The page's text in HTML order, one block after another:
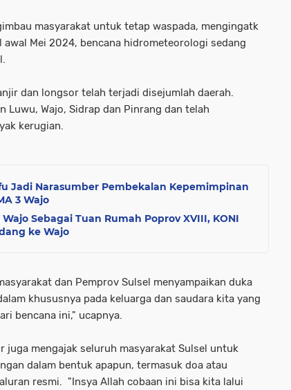
masyarakat untuk tetap waspada, mengingatk
Mei 2024, bencana hidrometeorologi sedang
dan longsor telah terjadi disejumlah daerah.
Luwu, Wajo, Sidrap dan Pinrang dan telah
kerugian.
Jadi Narasumber Pembekalan Kepemimpinan
3 Wajo
Sebagai Tuan Rumah Poprov XVIII, KONI
ke Wajo
dan Pemprov Sulsel menyampaikan duka
khususnya pada keluarga dan saudara kita yang
bencana ini," ucapnya.
juga mengajak seluruh masyarakat Sulsel untuk
dalam bentuk apapun, termasuk doa atau
resmi. "Insya Allah cobaan ini bisa kita lalui